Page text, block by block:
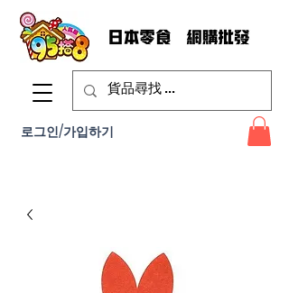
로그인/가입하기